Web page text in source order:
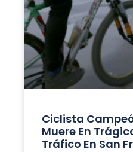
Ciclista
Muere En
Tráfico En San